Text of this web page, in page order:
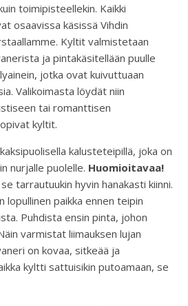
toimipisteellekin. Kaikki
osaavissa käsissä Vihdin
Kyltit valmistetaan
ja pintakäsitellään puulle
jotka ovat kuivuttuaan
Valikoimasta löydät niin
tai romanttisen
kyltit.
kalusteteipillä, joka on
nurjalle puolelle. Huomioitavaa!
tarrautuukin hyvin hanakasti kiinni.
lopullinen paikka ennen teipin
Puhdista ensin pinta, johon
varmistat liimauksen lujan
on kovaa, sitkeää ja
kyltti sattuisikin putoamaan, se